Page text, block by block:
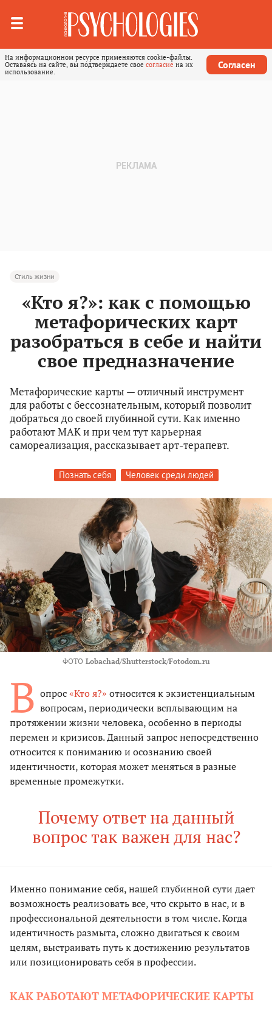
На информационном ресурсе применяются cookie-файлы.
Оставаясь на сайте, вы подтверждаете свое согласие на их
использование.
Согласен
Стиль жизни
«Кто я?»: как с помощью
метафорических карт
разобраться в себе и найти
свое предназначение
Метафорические карты — отличный инструмент
для работы с бессознательным, который позволит
добраться до своей глубинной сути. Как именно
работают МАК и при чем тут карьерная
самореализация, рассказывает арт-терапевт.
Познать себя Человек среди людей
ФОТО Lobachad/Shutterstock/Fotodom.ru
В опрос«Кто я?» относится к экзистенциальным
вопросам, периодически всплывающим на
протяжении жизни человека, особенно в периоды
перемен и кризисов. Данный запрос непосредственно
относится к пониманию и осознанию своей
идентичности, которая может меняться в разные
временные промежутки.
Почему ответ на данный
вопрос так важен для нас?
Именно понимание себя, нашей глубинной сути дает
возможность реализовать все, что скрыто в нас, и в
профессиональной деятельности в том числе. Когда
идентичность размыта, сложно двигаться к своим
целям, выстраивать путь к достижению результатов
или позиционировать себя в профессии.
КАК РАБОТАЮТ МЕТАФОРИЧЕСКИЕ КАРТЫ